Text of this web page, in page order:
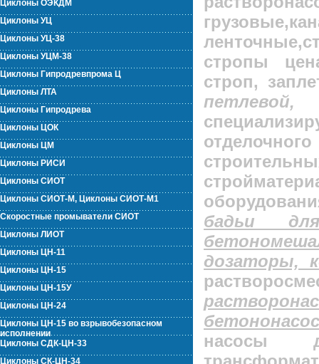
Циклоны ОЭКДМ
Циклоны УЦ
Циклоны УЦ-38
Циклоны УЦМ-38
Циклоны Гипродревпрома Ц
Циклоны ЛТА
Циклоны Гипродрева
Циклоны ЦОК
Циклоны ЦМ
Циклоны РИСИ
Циклоны СИОТ
Циклоны СИОТ-М, Циклоны СИОТ-М1
Скоростные промыватели СИОТ
Циклоны ЛИОТ
Циклоны ЦН-11
Циклоны ЦН-15
Циклоны ЦН-15У
Циклоны ЦН-24
Циклоны ЦН-15 во взрывобезопасном
исполнении
Циклоны СДК-ЦН-33
Циклоны СК-ЦН-34
ленточные
стропы
строп,
бадьи
дозаторы,
насосы